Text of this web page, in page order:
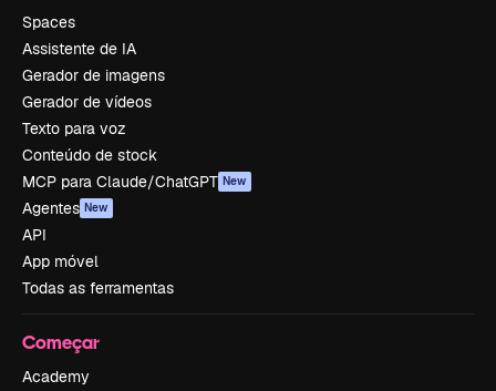
Spaces
Assistente de IA
Gerador de imagens
Gerador de vídeos
Texto para voz
Conteúdo de stock
MCP para Claude/ChatGPT New
Agentes New
API
App móvel
Todas as ferramentas
Começar
Academy